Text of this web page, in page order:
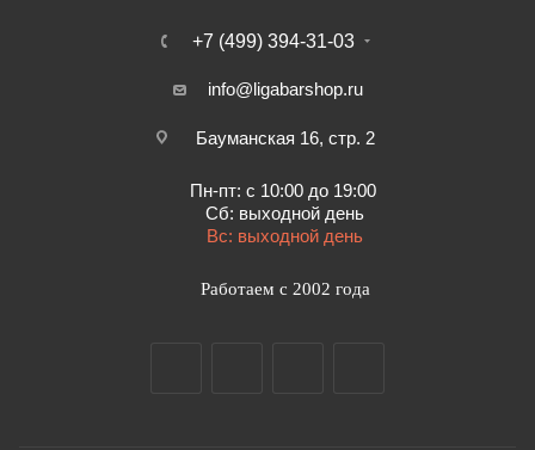
+7 (499) 394-31-03
info@ligabarshop.ru
Бауманская 16, стр. 2
Пн-пт: с 10:00 до 19:00
Сб: выходной день
Вс: выходной день
Работаем с 2002 года